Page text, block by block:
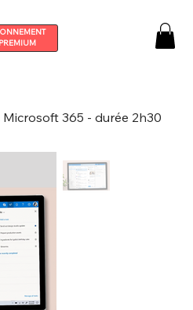
PREMIUM
365 - durée 2h30